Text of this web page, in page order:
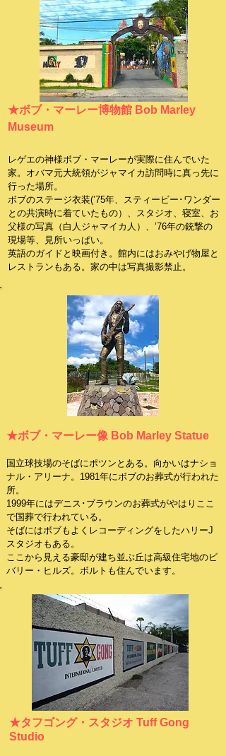
★ボブ・マーレー博物館 Bob Marley
Museum
レゲエの神様ボブ・マーレーが実際に住んでいた
家。 オバマ元大統領がジャマイカ訪問時に真っ先に
行った場所。
ボブのステージ衣装(’75年、スティービー･ワンダー
との共演時に着ていたもの）、スタジオ、寝室、お
父様の写真（白人ジャマイカ人）、’76年の銃撃の
現場等、見所いっぱい。
英語のガイドと映画付き。館内にはおみやげ物屋と
レストランもある。家の中は写真撮影禁止。
★ボブ・マーレー像 Bob Marley Statue
国立球技場のそばにポツンとある。向かいはナショ
ナル・アリーナ。1981年にボブのお葬式が行われた
所。
1999年にはデニス･ブラウンのお葬式がやはりここ
で国葬で行われている。
​そばにはボブもよくレコーディングをしたハリーJ
スタジオもある。
ここから見える豪邸が建ち並ぶ丘は高級住宅地のビ
バリー・ヒルズ。ボルトも住んでいます。
★タフゴング・スタジオ Tuff Gong
Studio